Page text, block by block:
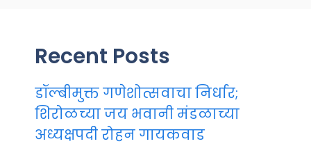
Recent Posts
डॉल्बीमुक्त गणेशोत्सवाचा निर्धार;
शिरोळच्या जय भवानी मंडळाच्या
अध्यक्षपदी रोहन गायकवाड